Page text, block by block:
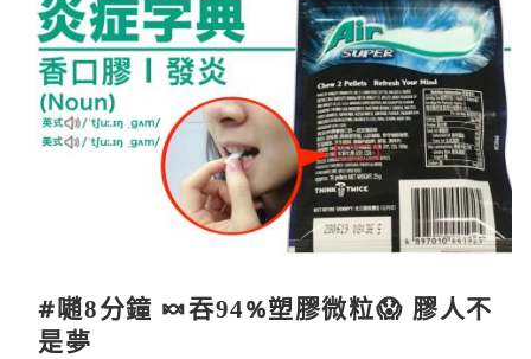
#𡁻8分鐘 🍬吞94%塑膠微粒😱 膠人不
是夢